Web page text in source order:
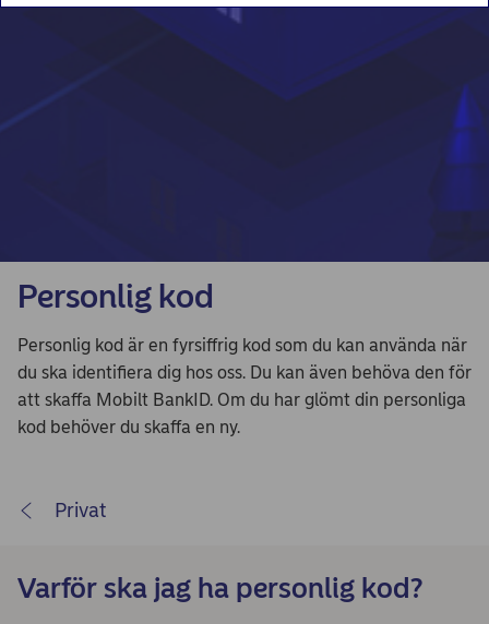
Personlig kod
Personlig kod är en fyrsiffrig kod som du kan använda när
du ska identifiera dig hos oss. Du kan även behöva den för
att skaffa Mobilt BankID. Om du har glömt din personliga
kod behöver du skaffa en ny.
Privat
Varför ska jag ha personlig kod?